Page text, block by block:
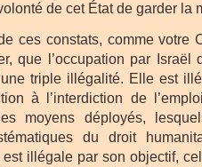
de cet État de garder la
ces constats, comme votre
que l’occupation par Israël
triple illégalité. Elle est
à l’interdiction de
moyens déployés,
du droit
est illégale par son objectif,